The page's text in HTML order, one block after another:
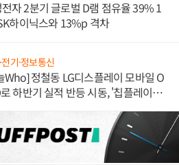
자 2분기 글로벌 D램 점유율 39% 1
하이닉스와 13%p 격차
전기·정보통신
Who] 정철동 LG디스플레이 모바일 O
하반기 실적 반등 시동, '칩플레이